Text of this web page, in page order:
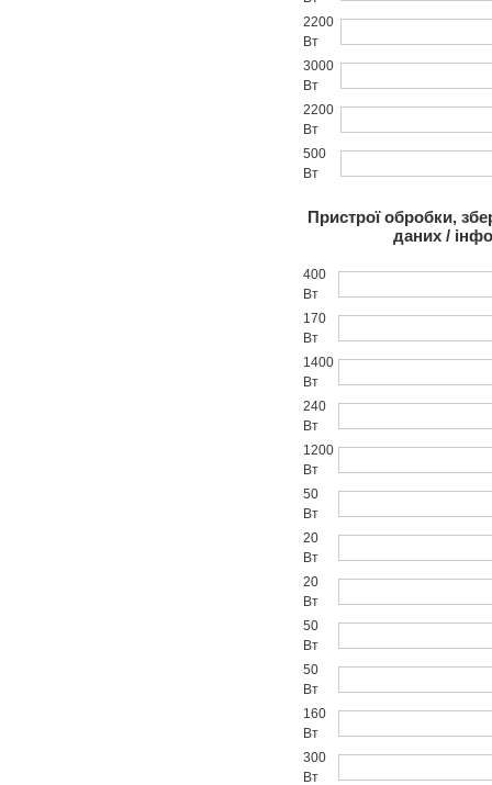
2200
Вт
3000
Вт
2200
Вт
500
Вт
Пристрої обробки,
даних /
400
Вт
170
Вт
1400
Вт
240
Вт
1200
Вт
50
Вт
20
Вт
20
Вт
50
Вт
50
Вт
160
Вт
300
Вт